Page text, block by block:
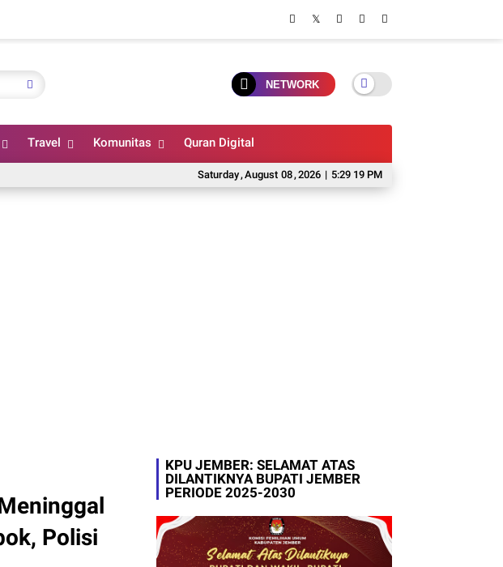
NETWORK
Travel Komunitas Quran Digital
Saturday,August 08,2026 | 5:29 20 PM
Polisi
KPU JEMBER: SELAMAT ATAS
DILANTIKNYA BUPATI JEMBER
PERIODE 2025-2030